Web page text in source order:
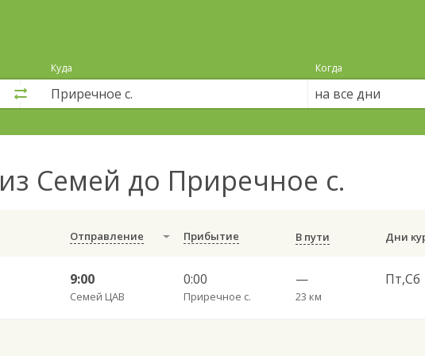
Куда Когда
на все дни
из Семей до Приречное с.
Отправление Прибытие В пути
9:00
Семей ЦАВ
0:00
Приречное с.
—
23 км
Пт,Сб